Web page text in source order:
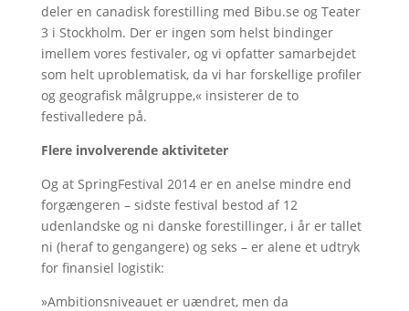
deler en canadisk forestilling med Bibu.se og Teater
3 i Stockholm. Der er ingen som helst bindinger
imellem vores festivaler, og vi opfatter samarbejdet
som helt uproblematisk, da vi har forskellige profiler
og geografisk målgruppe,« insisterer de to
festivalledere på.
Flere involverende aktiviteter
Og at SpringFestival 2014 er en anelse mindre end
forgængeren – sidste festival bestod af 12
udenlandske og ni danske forestillinger, i år er tallet
ni (heraf to gengangere) og seks – er alene et udtryk
for finansiel logistik:
»Ambitionsniveauet er uændret, men da